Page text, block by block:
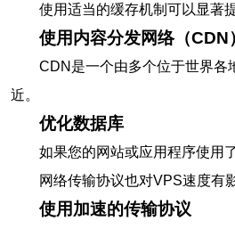
使用适当的缓存机制可以显著
使用内容分发网络（CDN
CDN是一个由多个位于世界各
近。
优化数据库
如果您的网站或应用程序使用
网络传输协议也对VPS速度有
使用加速的传输协议